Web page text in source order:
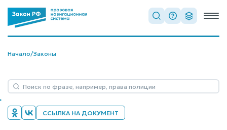
Начало/Законы
ССЫЛКА НА ДОКУМЕНТ